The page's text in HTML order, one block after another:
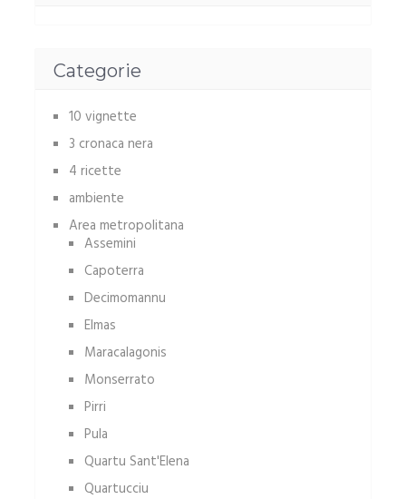
Categorie
10 vignette
3 cronaca nera
4 ricette
ambiente
Area metropolitana
Assemini
Capoterra
Decimomannu
Elmas
Maracalagonis
Monserrato
Pirri
Pula
Quartu Sant'Elena
Quartucciu